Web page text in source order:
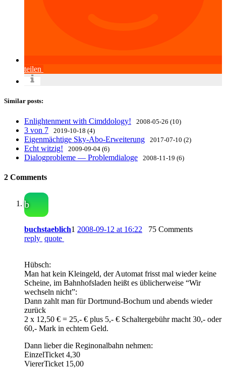
teilen
Similar posts:
Enlightenment with Cimddology! 2008-05-26 (10)
3 von 7 2019-10-18 (4)
Eigenmächtige Sky-Abo-Erweiterung 2017-07-10 (2)
Echt witzig! 2009-09-04 (6)
Dialogprobleme — Problemdialoge 2008-11-19 (6)
2 Comments
b
buchstaeblich1 2008-09-12 at 16:22
75 Comments
reply quote
Hübsch:
Man hat kein Kleingeld, der Automat frisst mal wieder keine
Scheine, im Bahnhofsladen heißt es üblicherweise “Wir
wechseln nicht”:
Dann zahlt man für Dortmund-Bochum und abends wieder
zurück
2 x 12,50 € = 25,- € plus 5,- € Schaltergebühr macht 30,- oder
60,- Mark in echtem Geld.
Dann lieber die Reginonalbahn nehmen:
EinzelTicket 4,30
ViererTicket 15,00